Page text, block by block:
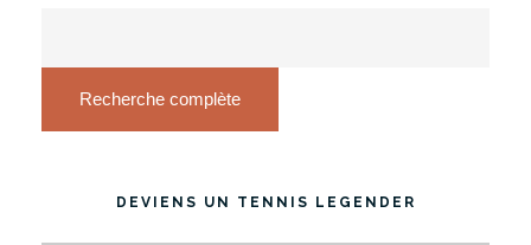
Recherche complète
DEVIENS UN TENNIS LEGENDER